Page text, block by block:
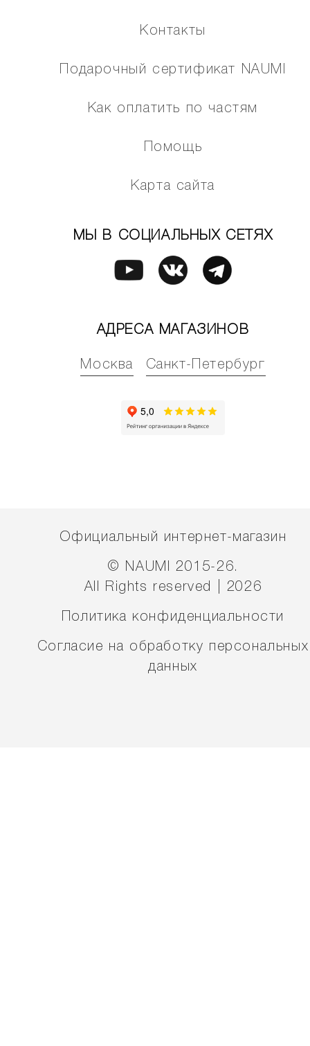
Контакты
Подарочный сертификат NAUMI
Как оплатить по частям
Помощь
Карта сайта
МЫ В СОЦИАЛЬНЫХ СЕТЯХ
АДРЕСА МАГАЗИНОВ
Москва Санкт-Петербург
Официальный интернет-магазин
© NAUMI 2015-26.
All Rights reserved | 2026
Политика конфиденциальности
Согласие на обработку персональных
данных